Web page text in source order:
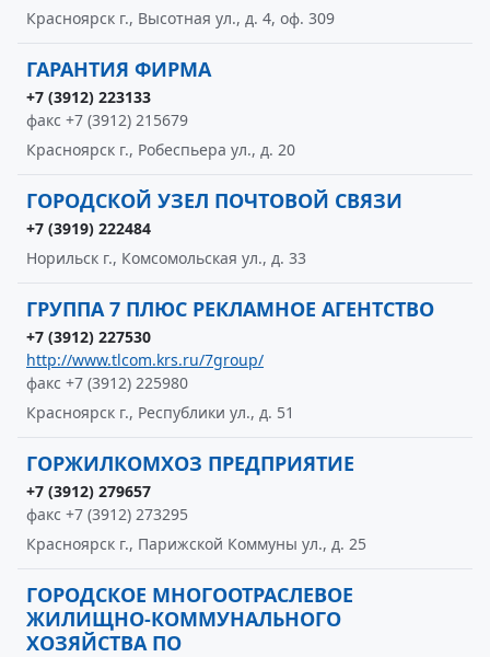
Красноярск г., Высотная ул., д. 4, оф. 309
ГАРАНТИЯ ФИРМА
+7 (3912) 223133
факс +7 (3912) 215679
Красноярск г., Робеспьера ул., д. 20
ГОРОДСКОЙ УЗЕЛ ПОЧТОВОЙ СВЯЗИ
+7 (3919) 222484
Норильск г., Комсомольская ул., д. 33
ГРУППА 7 ПЛЮС РЕКЛАМНОЕ АГЕНТСТВО
+7 (3912) 227530
http://www.tlcom.krs.ru/7group/
факс +7 (3912) 225980
Красноярск г., Республики ул., д. 51
ГОРЖИЛКОМХОЗ ПРЕДПРИЯТИЕ
+7 (3912) 279657
факс +7 (3912) 273295
Красноярск г., Парижской Коммуны ул., д. 25
ГОРОДСКОЕ МНОГООТРАСЛЕВОЕ
ЖИЛИЩНО-КОММУНАЛЬНОГО
ХОЗЯЙСТВА ПО